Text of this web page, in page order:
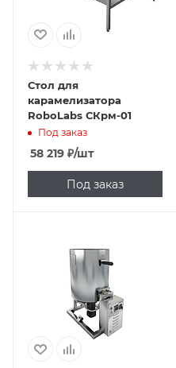
Стол для
карамелизатора
RoboLabs СКрм-01
Под заказ
58 219 ₽/шт
Под заказ